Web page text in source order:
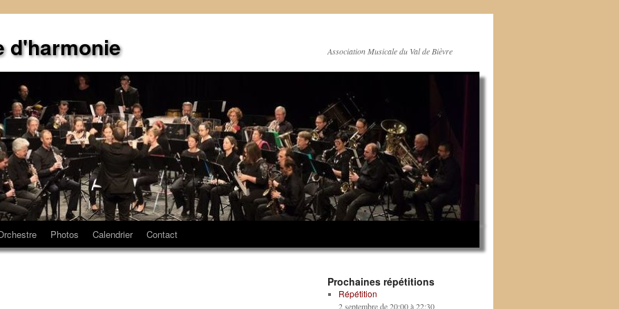
d'harmonie Association Musicale du Val de Bièvre
Photos Calendrier Contact
Prochaines répétitions
Répétition
2 septembre de 20:00à22:30